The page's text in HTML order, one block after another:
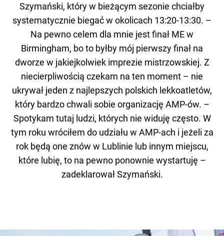
Szymański, który w bieżącym sezonie chciałby
systematycznie biegać w okolicach 13:20-13:30. –
Na pewno celem dla mnie jest finał ME w
Birmingham, bo to byłby mój pierwszy finał na
dworze w jakiejkolwiek imprezie mistrzowskiej. Z
niecierpliwością czekam na ten moment – nie
ukrywał jeden z najlepszych polskich lekkoatletów,
który bardzo chwali sobie organizację AMP-ów. –
Spotykam tutaj ludzi, których nie widuję często. W
tym roku wróciłem do udziału w AMP-ach i jeżeli za
rok będą one znów w Lublinie lub innym miejscu,
które lubię, to na pewno ponownie wystartuję –
zadeklarował Szymański.